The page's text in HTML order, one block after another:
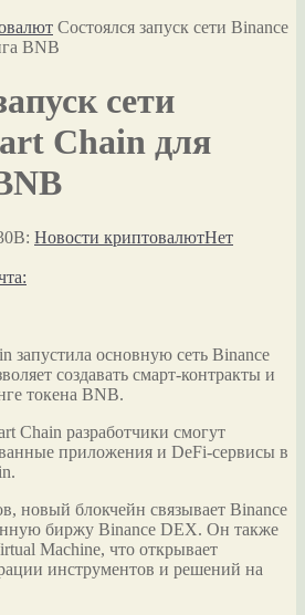
Состоялся запуск сети Binance
BNB
сети
Chain для
В: Новости криптовалютНет
запустила основную сеть Binance
создавать смарт-контракты и
токена BNB.
Chain разработчики смогут
приложения и DeFi-сервисы в
новый блокчейн связывает Binance
биржу Binance DEX. Он также
Machine, что открывает
инструментов и решений на